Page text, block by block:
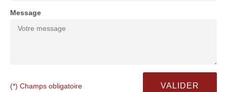
Message
(*) Champs obligatoire